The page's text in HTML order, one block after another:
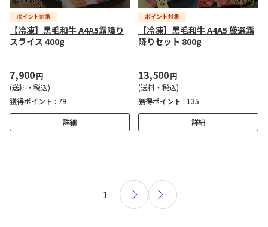
【冷凍】黒毛和牛 A4A5霜降り
スライス 400g
7,900円
(送料・税込)
獲得ポイント : 79
詳細
【冷凍】黒毛和牛 A4A5 厳選霜
降りセット 800g
13,500円
(送料・税込)
獲得ポイント : 135
詳細
1